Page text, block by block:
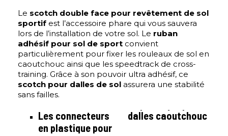
Le scotch double face pour revêtement de sol
sportif est l’accessoire phare qui vous sauvera
lors de l’installation de votre sol. Le ruban
adhésif pour sol de sport convient
particulièrement pour fixer les rouleaux de sol en
caoutchouc ainsi que les speedtrack de cross-
training. Grâce à son pouvoir ultra adhésif, ce
scotch pour dalles de sol assurera une stabilité
sans failles.
Les connecteurs
en plastique pour
dalles caoutchouc